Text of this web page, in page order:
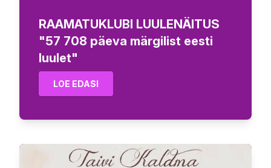
RAAMATUKLUBI LUULENÄITUS
"57 708 päeva märgilist eesti
luulet"
LOE EDASI